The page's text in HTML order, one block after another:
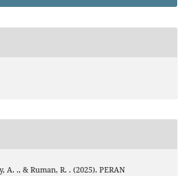
., & Ruman, R. . (2025). PERAN